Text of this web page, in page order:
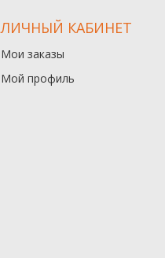
ЛИЧНЫЙ КАБИНЕТ
Мои заказы
Мой профиль